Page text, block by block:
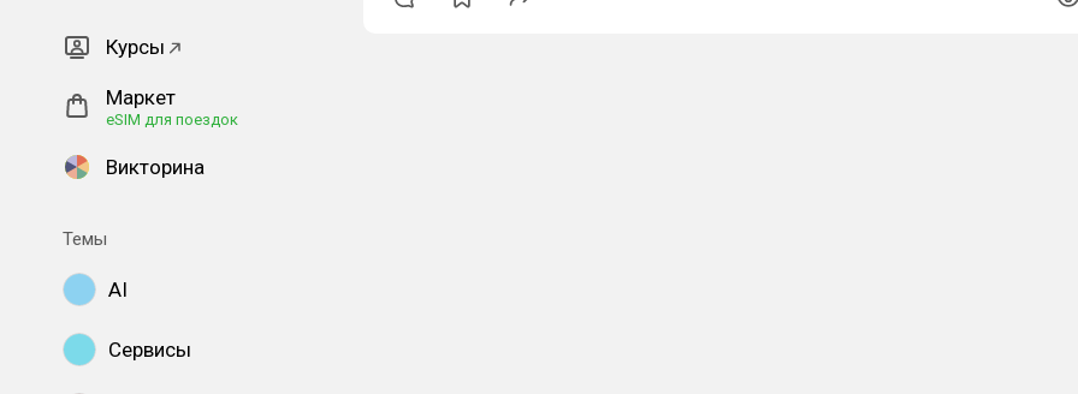
Курсы
Маркет
eSIM для поездок
Викторина
Темы
AI
Сервисы